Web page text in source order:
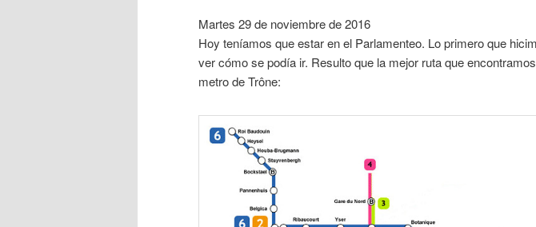
Martes 29 de noviembre de 2016
Hoy teníamos que estar en el Parlamenteo. Lo primero que
ver cómo se podía ir. Resulto que la mejor ruta que
metro de Trône: